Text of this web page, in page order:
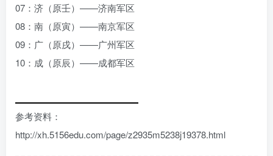
07：济（原壬）——济南军区
08：南（原寅）——南京军区
09：广（原戌）——广州军区
10：成（原辰）——成都军区
参考资料：
http://xh.5156edu.com/page/z2935m5238j19378.html